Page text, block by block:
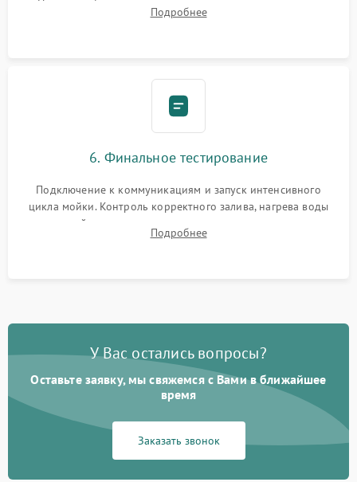
сборка корпуса и установка датчика поплавка.
Подробнее
6. Финальное тестирование
Подключение к коммуникациям и запуск интенсивного
цикла мойки. Контроль корректного залива, нагрева воды
до нужной температуры, отсутствия посторонних шумов,
штатного слива и абсолютной сухости в поддоне.
Подробнее
У Вас остались вопросы?
Оставьте заявку, мы свяжемся с Вами в ближайшее
время
Заказать звонок